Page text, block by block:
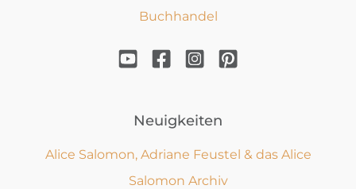
Buchhandel
Neuigkeiten
Alice Salomon, Adriane Feustel & das Alice
Salomon Archiv